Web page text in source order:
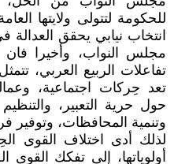
للحكومة لتتولى ولايتها
انتخاب نيابي يحقق العدالة
مجلس النواب، وأخيرا فان
تفاعلات الربيع العربي،
تعد حِركات اجتماعية،
حول حرية التعبير،
وتنمية المحافظات، وتوفير فرص
لذلك أدى اختلاف القوى
أولوياتها، إلى تفكك القوى